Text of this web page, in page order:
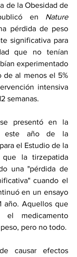
de la Obesidad de
en Nature
pérdida de peso
significativa para
que no tenían
experimentado
de al menos el 5%
intensiva
semanas.
presentó en la
este año de la
el Estudio de la
que la tirzepatida
una "pérdida de
cuando el
en un ensayo
año. Aquellos que
medicamento
pero no todo.
causar efectos